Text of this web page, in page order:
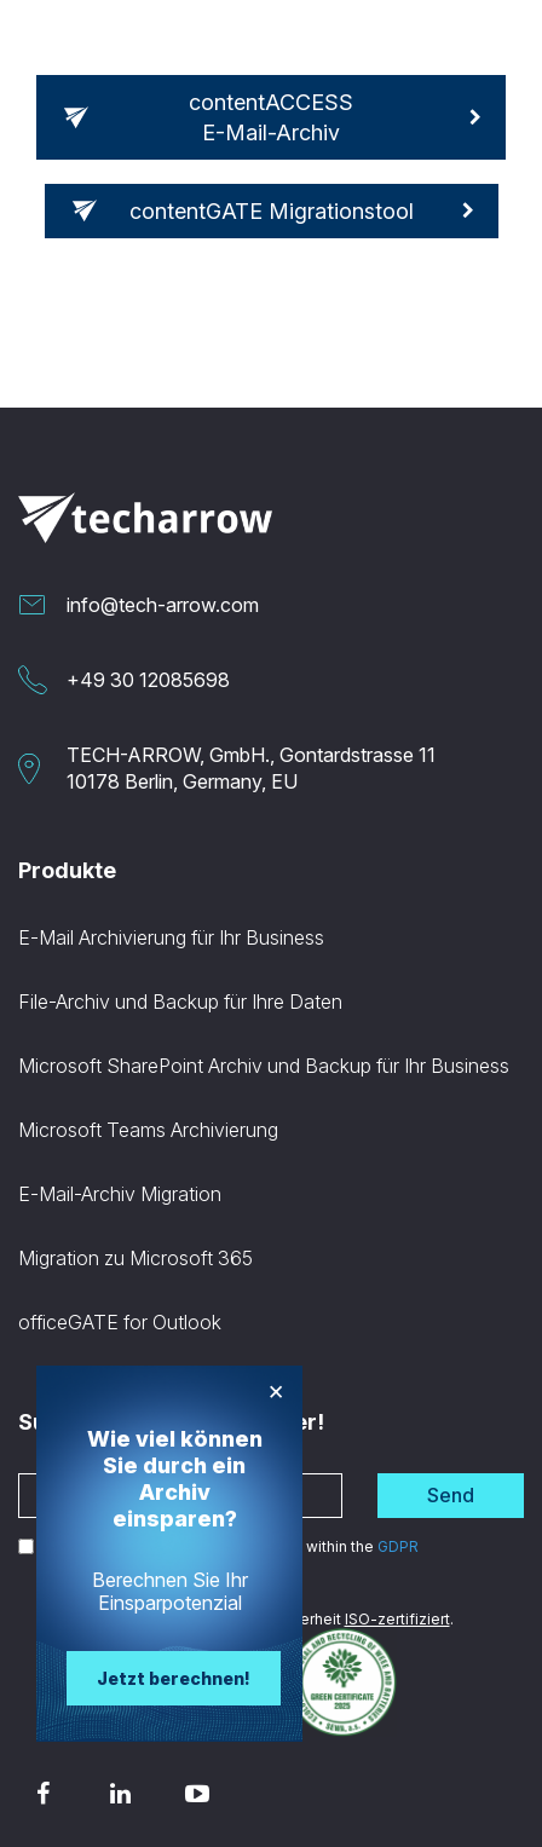
contentACCESS
E-Mail-Archiv
contentGATE Migrationstool
info@tech-arrow.com
+49 30 12085698
TECH-ARROW, GmbH., Gontardstrasse 11
10178 Berlin, Germany, EU
Produkte
E-Mail Archivierung für Ihr Business
File-Archiv und Backup für Ihre Daten
Microsoft SharePoint Archiv und Backup für Ihr Business
Microsoft Teams Archivierung
E-Mail-Archiv Migration
Migration zu Microsoft 365
officeGATE for Outlook
Subscribe to the Newsletter!
Send
I agree to the processing of my data within the GDPR
Wir sind im Bereich Datensicherheit ISO-zertifiziert.
×
Wie viel können
Sie durch ein
Archiv
einsparen?
Berechnen Sie Ihr
Einsparpotenzial
Jetzt berechnen!